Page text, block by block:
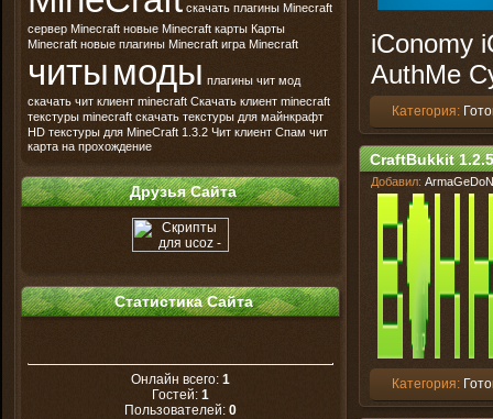
скачать плагины Minecraft
сервер Minecraft новые Minecraft карты Карты
Minecraft новые плагины Minecraft игра Minecraft
читымоды плагины чит мод
скачать чит клиент minecraft Скачать клиент minecraft
текстуры minecraft скачать текстуры для майнкрафт
HD текстуры для MineCraft 1.3.2 Чит клиент Спам чит
карта на прохождение
Друзья Сайта
Статистика Сайта
Онлайн всего: 1
Гостей: 1
Пользователей: 0
iConomy
AuthMe
Категория:
CraftBukkit
Добавил: ArmaGeDoN
Категория: